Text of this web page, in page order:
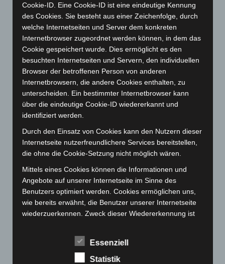
August 2023 (134)
Juli 2023(118)
Juni 2023(142)
Mai 2023(139)
April 2023
(155)
März 2023(174)
Februar 2023(154)
Januar 2023 (140)
Dezember 2022
(130)
November 2022(167)
Oktober 2022 (166)
September 2022(205)
August 2022
(166)
Juli 2022(133)
Juni 2022(167)
Cookie-ID. Eine Cookie-ID ist eine eindeutige Kennung
des Cookies. Sie besteht aus einer Zeichenfolge, durch
welche Internetseiten und Server dem konkreten
Internetbrowser zugeordnet werden können, in dem das
Cookie gespeichert wurde. Dies ermöglicht es den
besuchten Internetseiten und Servern, den individuellen
Browser der betroffenen Person von anderen
Internetbrowsern, die andere Cookies enthalten, zu
unterscheiden. Ein bestimmter Internetbrowser kann
über die eindeutige Cookie-ID wiedererkannt und
identifiziert werden.
Durch den Einsatz von Cookies kann den Nutzern dieser
Internetseite nutzerfreundlichere Services bereitstellen,
die ohne die Cookie-Setzung nicht möglich wären.
Mittels eines Cookies können die Informationen und
Angebote auf unserer Internetseite im Sinne des
Benutzers optimiert werden. Cookies ermöglichen uns,
wie bereits erwähnt, die Benutzer unserer Internetseite
wiederzuerkennen. Zweck dieser Wiedererkennung ist
zu erleichtern. Der Benutzer einer Internetseite, die
Cookies verwendet, muss beispielsweise nicht bei jedem
Besuch der Internetseite erneut seine Zugangsdaten
Essenziell
Statistik